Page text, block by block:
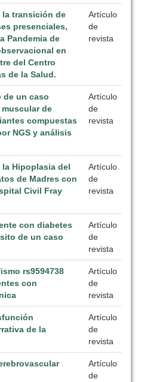
transición de
presenciales,
Pandemia de
en
del Centro
de la Salud.
Artículo
de
revista
de un caso
de
compuestas
NGS y análisis
Artículo
de
revista
la Hipoplasia del
de Madres con
Civil Fray
Artículo
de
revista
con diabetes
de un caso
Artículo
de
revista
rs9594738
con
Artículo
de
revista
de la
Artículo
de
revista
Artículo
de